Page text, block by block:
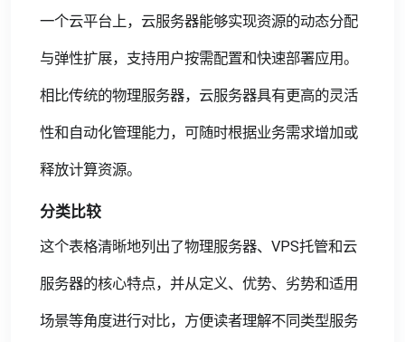
一个云平台上，云服务器能够实现资源的动态分配
与弹性扩展，支持用户按需配置和快速部署应用。
相比传统的物理服务器，云服务器具有更高的灵活
性和自动化管理能力，可随时根据业务需求增加或
释放计算资源。
分类比较
这个表格清晰地列出了物理服务器、VPS托管和云
服务器的核心特点，并从定义、优势、劣势和适用
场景等角度进行对比，方便读者理解不同类型服务